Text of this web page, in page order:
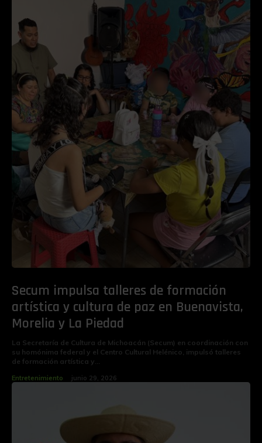
Secum impulsa talleres de formación
artística y cultura de paz en Buenavista,
Morelia y La Piedad
La Secretaría de Cultura de Michoacán (Secum) en coordinación con
su homónima federal y el Centro Cultural Helénico, impulsó talleres
de formación artística y...
Entretenimiento junio 29, 2026